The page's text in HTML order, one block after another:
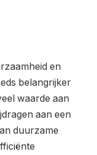
en
belangrijker
waarde aan
aan een
duurzame